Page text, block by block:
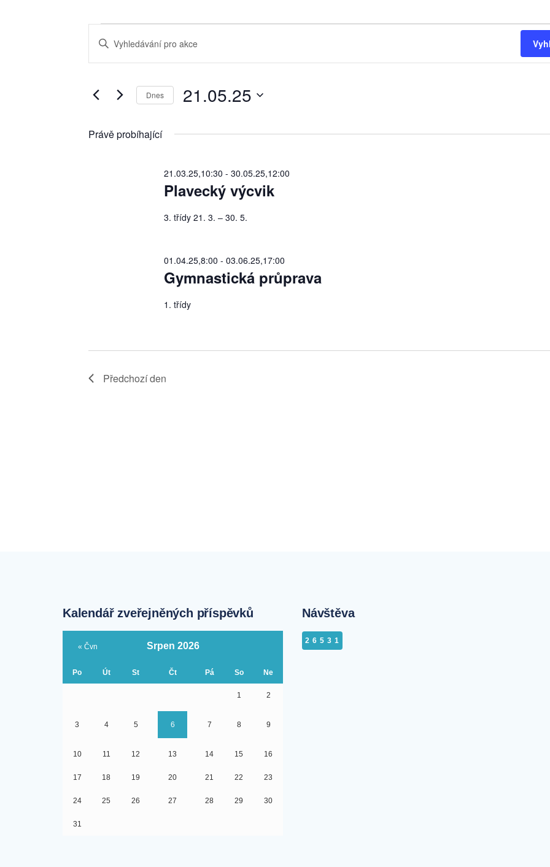
Akce
for
21.05.25
pro
hledání
zobrazení
Enter
for
Keyword.
Dnes 21.05.25
datum.
Právě probíhající
Plavecký výcvik
21.03.25,10:30 - 30.05.25,12:00
3. třídy 21. 3. – 30. 5.
Gymnastická průprava
01.04.25,8:00 - 03.06.25,17:00
1. třídy
Předchozí den
Kalendář zveřejněných příspěvků
Srpen 2026
Po Út St Čt Pá So Ne
1 2
3 4 5 6 7 8 9
10 11 12 13 14 15 16
17 18 19 20 21 22 23
24 25 26 27 28 29 30
31
« Čvn
Návštěva
26531